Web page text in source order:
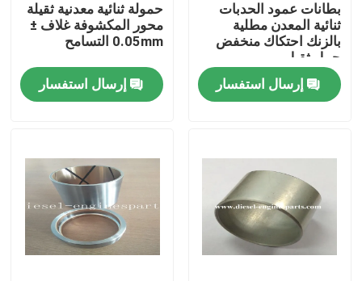
حول بنا
جولة في المعمل
طلب اقتباس
بطانات عمود الحدبات
ثنائية المعدن مطلية
بالزنك احتكاك منخفض
حمل ثقيل
إرسال استفسار
حمولة ثنائية معدنية ثقيلة
محور المكشوفة غلاف ±
0.05mm التسامح
إرسال استفسار